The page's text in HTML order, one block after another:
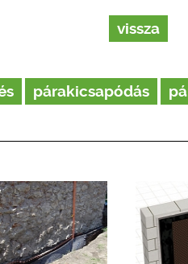
vissza
párakicsapódás